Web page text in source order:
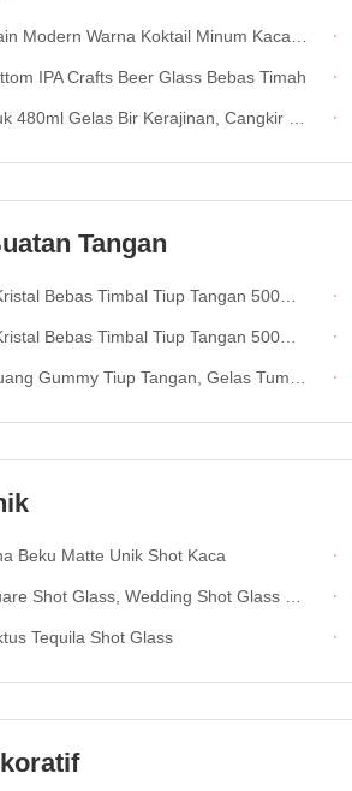
Koktail Minum Kaca Custom Confetti Minuman Highball Kaca
IPA Crafts Beer Glass Bebas Timah
Gelas Bir Kerajinan, Cangkir Bir Kerajinan
Tangan
Tiup Tangan 500ml - Gelas Minum Artisan Untuk Wiski Dan Jus
Tiup Tangan 500ml - Gelas Minum Artisan Untuk Wiski Dan Jus
Bening 400ml Dengan Beruang Berwarna-Warni Lucu, Gelas Jus Wiski Seru Untuk Anak-Anak Dewasa, Hadiah Barware Lucu
Beku Matte Unik Shot Kaca
Wedding Shot Glass Untuk Minum Minuman Bergizi
Tequila Shot Glass